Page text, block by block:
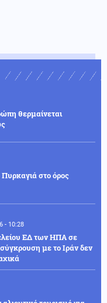
θερμαίνεται
στο όρος
- 10:28
ΕΔ των ΗΠΑ σε
με το Ιράν δεν